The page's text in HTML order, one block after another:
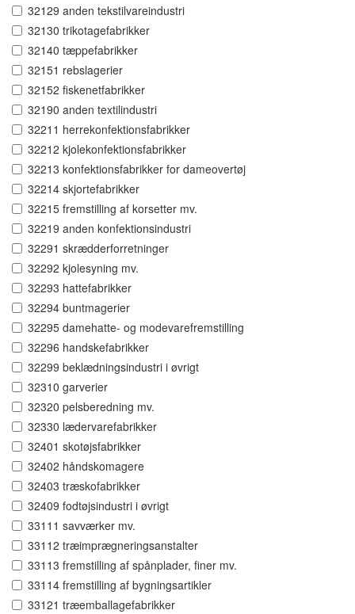
32129 anden tekstilvareindustri
32130 trikotagefabrikker
32140 tæppefabrikker
32151 rebslagerier
32152 fiskenetfabrikker
32190 anden textilindustri
32211 herrekonfektionsfabrikker
32212 kjolekonfektionsfabrikker
32213 konfektionsfabrikker for dameovertøj
32214 skjortefabrikker
32215 fremstilling af korsetter mv.
32219 anden konfektionsindustri
32291 skrædderforretninger
32292 kjolesyning mv.
32293 hattefabrikker
32294 buntmagerier
32295 damehatte- og modevarefremstilling
32296 handskefabrikker
32299 beklædningsindustri i øvrigt
32310 garverier
32320 pelsberedning mv.
32330 lædervarefabrikker
32401 skotøjsfabrikker
32402 håndskomagere
32403 træskofabrikker
32409 fodtøjsindustri i øvrigt
33111 savværker mv.
33112 træimprægneringsanstalter
33113 fremstilling af spånplader, finer mv.
33114 fremstilling af bygningsartikler
33121 træemballagefabrikker